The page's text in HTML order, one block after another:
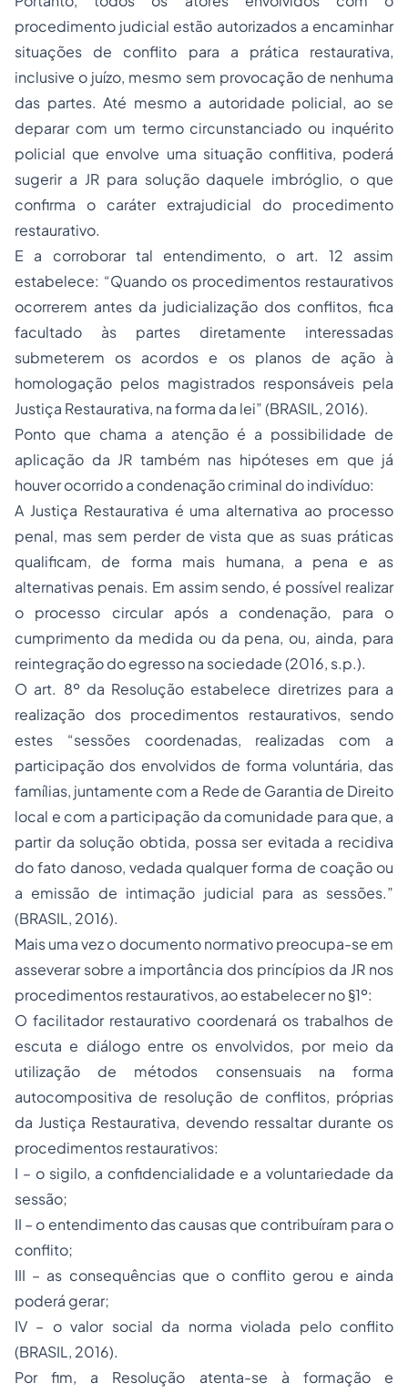
procedimento judicial estão autorizados a encaminhar
situações de conflito para a prática restaurativa,
inclusive o juízo, mesmo sem provocação de nenhuma
das partes. Até mesmo a autoridade policial, ao se
deparar com um termo circunstanciado ou inquérito
policial que envolve uma situação conflitiva, poderá
sugerir a JR para solução daquele imbróglio, o que
confirma o caráter extrajudicial do procedimento
restaurativo.
E a corroborar tal entendimento, o art. 12 assim
estabelece: “Quando os procedimentos restaurativos
ocorrerem antes da judicialização dos conflitos, fica
facultado às partes diretamente interessadas
submeterem os acordos e os planos de ação à
homologação pelos magistrados responsáveis pela
Justiça Restaurativa, na forma da lei” (BRASIL, 2016).
Ponto que chama a atenção é a possibilidade de
aplicação da JR também nas hipóteses em que já
houver ocorrido a condenação criminal do indivíduo:
A Justiça Restaurativa é uma alternativa ao processo
penal, mas sem perder de vista que as suas práticas
qualificam, de forma mais humana, a pena e as
alternativas penais. Em assim sendo, é possível realizar
o processo circular após a condenação, para o
cumprimento da medida ou da pena, ou, ainda, para
reintegração do egresso na sociedade (2016, s.p.).
O art. 8º da Resolução estabelece diretrizes para a
realização dos procedimentos restaurativos, sendo
estes “sessões coordenadas, realizadas com a
participação dos envolvidos de forma voluntária, das
famílias, juntamente com a Rede de Garantia de Direito
local e com a participação da comunidade para que, a
partir da solução obtida, possa ser evitada a recidiva
do fato danoso, vedada qualquer forma de coação ou
a emissão de intimação judicial para as sessões.”
(BRASIL, 2016).
Mais uma vez o documento normativo preocupa-se em
asseverar sobre a importância dos princípios da JR nos
procedimentos restaurativos, ao estabelecer no §1º:
O facilitador restaurativo coordenará os trabalhos de
escuta e diálogo entre os envolvidos, por meio da
utilização de métodos consensuais na forma
autocompositiva de resolução de conflitos, próprias
da Justiça Restaurativa, devendo ressaltar durante os
procedimentos restaurativos:
I – o sigilo, a confidencialidade e a voluntariedade da
sessão;
II – o entendimento das causas que contribuíram para o
conflito;
III – as consequências que o conflito gerou e ainda
poderá gerar;
IV – o valor social da norma violada pelo conflito
(BRASIL, 2016).
Por fim, a Resolução atenta-se à formação e